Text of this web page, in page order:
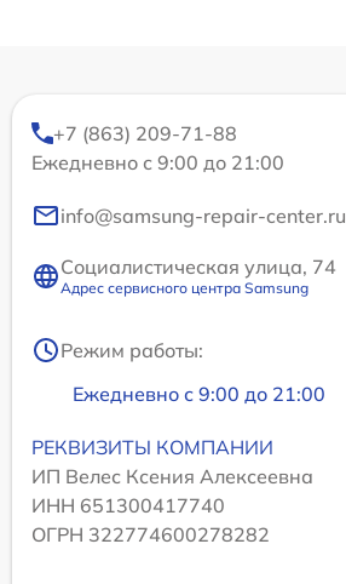
+7 (863) 209-71-88
Ежедневно с 9:00 до 21:00
info@samsung-repair-center.ru
Социалистическая улица, 74
Адрес сервисного центра Samsung
Режим работы:
Ежедневно с 9:00 до 21:00
РЕКВИЗИТЫ КОМПАНИИ
ИП Велес Ксения Алексеевна
ИНН 651300417740
ОГРН 322774600278282